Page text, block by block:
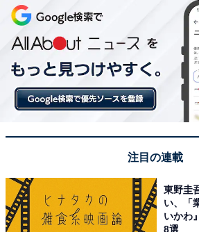
う。
＞楽天トラベルでキャンペーンを見る
※掲載されている情報は記事公開時
じめご了承ください。また、記事中
すると、売上の一部がオールアバウ
があります。
この記事の執筆者： All
いもの部
注目の連載
東野圭
い、「
いかわ
8選